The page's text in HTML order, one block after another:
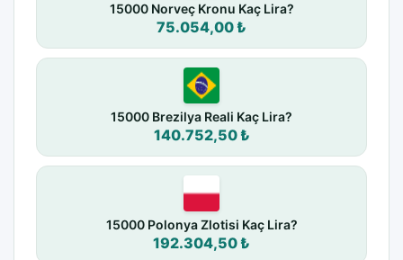
15000 Norveç Kronu Kaç Lira?
75.054,00 ₺
15000 Brezilya Reali Kaç Lira?
140.752,50 ₺
15000 Polonya Zlotisi Kaç Lira?
192.304,50 ₺